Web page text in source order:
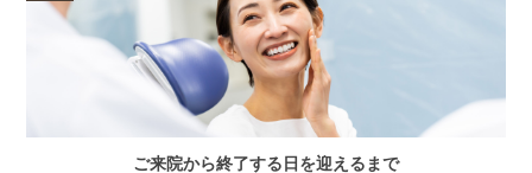
ご来院から終了する日を迎えるまで